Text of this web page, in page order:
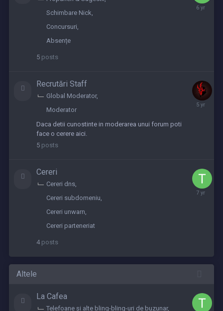
Schimbare Nick
Concursuri
Absențe
5 posts
Recrutări Staff
Global Moderator
Moderator
Daca detii cunostinte in moderarea unui forum poti
face o cerere aici.
5 posts
Cereri
Cereri dns
Cereri subdomeniu
Cereri unwarn
Cereri parteneriat
4 posts
May
Altele
La Cafea
Telefoane și alte bling-bling-uri de buzunar